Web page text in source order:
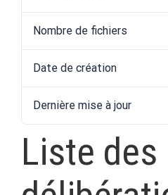
Nombre de fichiers
Date de création
Dernière mise à jour
Liste des